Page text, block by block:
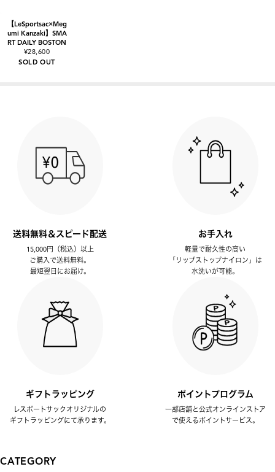
【LeSportsac×Meg
umi Kanzaki】SMA
RT DAILY BOSTON
¥28,600
SOLD OUT
送料無料＆スピード配送
15,000円（税込）以上
ご購入で送料無料。
最短翌日にお届け。
お手入れ
軽量で耐久性の高い
「リップストップナイロン」は
水洗いが可能。
ギフトラッピング
レスポートサックオリジナルの
ギフトラッピングにて承ります。
ポイントプログラム
一部店舗と公式オンラインストア
で使えるポイントサービス。
CATEGORY